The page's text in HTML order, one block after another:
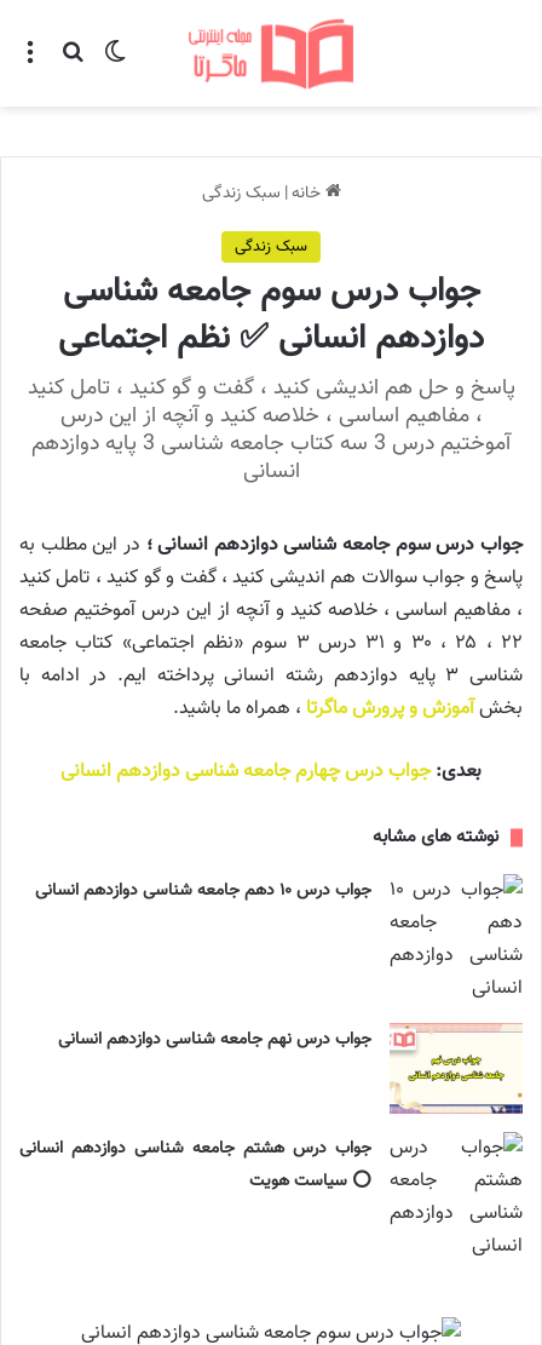
تغییر پوسته
خانه| سبک زندگی
سبک زندگی
جواب درس سوم جامعه شناسی
دوازدهم انسانی ✅ نظم اجتماعی
پاسخ و حل هم اندیشی کنید ، گفت و گو کنید ، تامل کنید
، مفاهیم اساسی ، خلاصه کنید و آنچه از این درس
آموختیم درس 3 سه کتاب جامعه شناسی 3 پایه دوازدهم
انسانی
جواب درس سوم جامعه شناسی دوازدهم انسانی ؛ در این مطلب به
پاسخ و جواب سوالات هم اندیشی کنید ، گفت و گو کنید ، تامل کنید
، مفاهیم اساسی ، خلاصه کنید و آنچه از این درس آموختیم صفحه
۲۲ ، ۲۵ ، ۳۰ و ۳۱ درس ۳ سوم «نظم اجتماعی» کتاب جامعه
شناسی ۳ پایه دوازدهم رشته انسانی پرداخته ایم. در ادامه با
بخشآموزش و پرورش ماگرتا ، همراه ما باشید.
بعدی: جواب درس چهارم جامعه شناسی دوازدهم انسانی
نوشته های مشابه
جواب درس ۱۰ دهم جامعه شناسی دوازدهم انسانی
جواب درس نهم جامعه شناسی دوازدهم انسانی
جواب درس هشتم جامعه شناسی دوازدهم انسانی
⭕️ سیاست هویت